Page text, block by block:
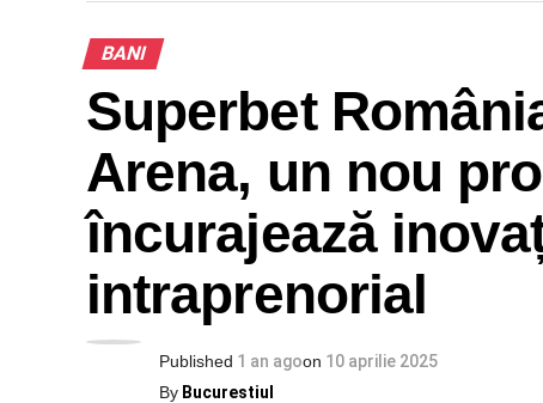
BANI
Superbet
Arena, un nou
încurajează
intraprenorial
Published 1 an agoon 10 aprilie 2025
By Bucurestiul